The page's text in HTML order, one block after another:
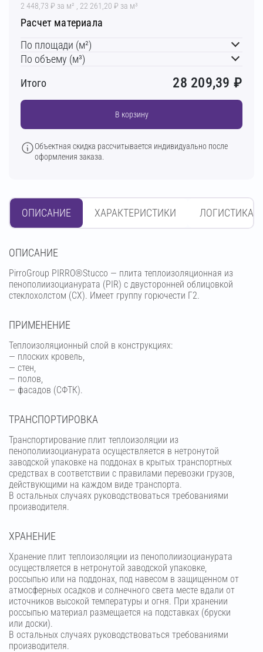
2 448,73 ₽ за м² , 22 261,20 ₽ за м³
Расчет материала
По площади (м²)
По объему (м³)
Итого
28 209,39 ₽
В корзину
Объектная скидка рассчитывается индивидуально после
оформления заказа.
ОПИСАНИЕ ХАРАКТЕРИСТИКИ ЛОГИСТИКА
OПИСАНИЕ
PirroGroup PIRRO®Stucco — плита теплоизоляционная из
пенополиизоцианурата (PIR) с двусторонней облицовкой
стеклохолстом (СХ). Имеет группу горючести Г2.
ПРИМЕНЕНИЕ
Теплоизоляционный слой в конструкциях:
— плоских кровель,
— стен,
— полов,
— фасадов (СФТК).
ТРАНСПОРТИРОВКА
Транспортирование плит теплоизоляции из
пенополиизоцианурата осуществляется в нетронутой
заводской упаковке на поддонах в крытых транспортных
средствах в соответствии с правилами перевозки грузов,
действующими на каждом виде транспорта.
В остальных случаях руководствоваться требованиями
производителя.
ХРАНЕНИЕ
Хранение плит теплоизоляции из пенополиизоцианурата
осуществляется в нетронутой заводской упаковке,
россыпью или на поддонах, под навесом в защищенном от
атмосферных осадков и солнечного света месте вдали от
источников высокой температуры и огня. При хранении
россыпью материал размещается на подставках (бруски
или доски).
В остальных случаях руководствоваться требованиями
производителя.